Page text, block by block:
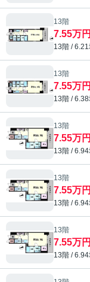
13階
7.55万円
13階 /
13階
7.55万円
13階 /
13階
7.55万円
13階 /
13階
7.55万円
13階 /
13階
7.55万円
13階 /